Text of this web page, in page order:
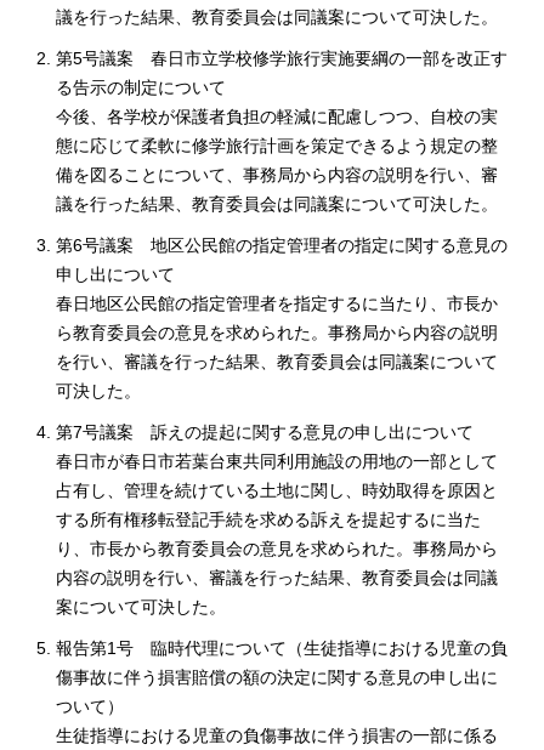
議を行った結果、教育委員会は同議案について可決した。
第5号議案 春日市立学校修学旅行実施要綱の一部を改正す
る告示の制定について
今後、各学校が保護者負担の軽減に配慮しつつ、自校の実
態に応じて柔軟に修学旅行計画を策定できるよう規定の整
備を図ることについて、事務局から内容の説明を行い、審
議を行った結果、教育委員会は同議案について可決した。
第6号議案 地区公民館の指定管理者の指定に関する意見の
申し出について
春日地区公民館の指定管理者を指定するに当たり、市長か
ら教育委員会の意見を求められた。事務局から内容の説明
を行い、審議を行った結果、教育委員会は同議案について
可決した。
第7号議案 訴えの提起に関する意見の申し出について
春日市が春日市若葉台東共同利用施設の用地の一部として
占有し、管理を続けている土地に関し、時効取得を原因と
する所有権移転登記手続を求める訴えを提起するに当た
り、市長から教育委員会の意見を求められた。事務局から
内容の説明を行い、審議を行った結果、教育委員会は同議
案について可決した。
報告第1号 臨時代理について（生徒指導における児童の負
傷事故に伴う損害賠償の額の決定に関する意見の申し出に
ついて）
生徒指導における児童の負傷事故に伴う損害の一部に係る